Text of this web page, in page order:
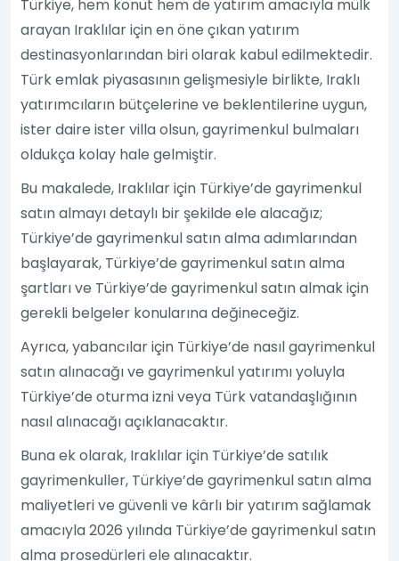
Türkiye, hem konut hem de yatırım amacıyla mülk
arayan Iraklılar için en öne çıkan yatırım
destinasyonlarından biri olarak kabul edilmektedir.
Türk emlak piyasasının gelişmesiyle birlikte, Iraklı
yatırımcıların bütçelerine ve beklentilerine uygun,
ister daire ister villa olsun, gayrimenkul bulmaları
oldukça kolay hale gelmiştir.
Bu makalede, Iraklılar için Türkiye’de gayrimenkul
satın almayı detaylı bir şekilde ele alacağız;
Türkiye’de gayrimenkul satın alma adımlarından
başlayarak, Türkiye’de gayrimenkul satın alma
şartları ve Türkiye’de gayrimenkul satın almak için
gerekli belgeler konularına değineceğiz.
Ayrıca, yabancılar için Türkiye’de nasıl gayrimenkul
satın alınacağı ve gayrimenkul yatırımı yoluyla
Türkiye’de oturma izni veya Türk vatandaşlığının
nasıl alınacağı açıklanacaktır.
Buna ek olarak, Iraklılar için Türkiye’de satılık
gayrimenkuller, Türkiye’de gayrimenkul satın alma
maliyetleri ve güvenli ve kârlı bir yatırım sağlamak
amacıyla 2026 yılında Türkiye’de gayrimenkul satın
alma prosedürleri ele alınacaktır.